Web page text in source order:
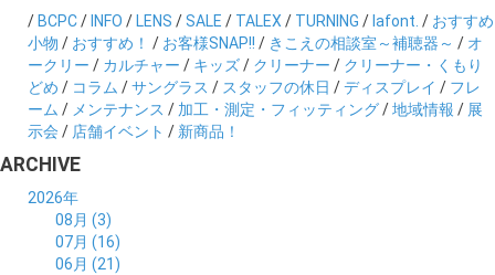
/ BCPC/ INFO / LENS /SALE / TALEX / TURNING / lafont. / おすすめ
小物 / おすすめ！ / お客様SNAP!! / きこえの相談室～補聴器～ / オ
ークリー / カルチャー / キッズ/ クリーナー / クリーナー・くもり
どめ / コラム /サングラス / スタッフの休日 /ディスプレイ / フレ
ーム / メンテナンス / 加工・測定・フィッティング/地域情報 / 展
示会 / 店舗イベント / 新商品！
ARCHIVE
2026年
08月 (3)
07月 (16)
06月 (21)